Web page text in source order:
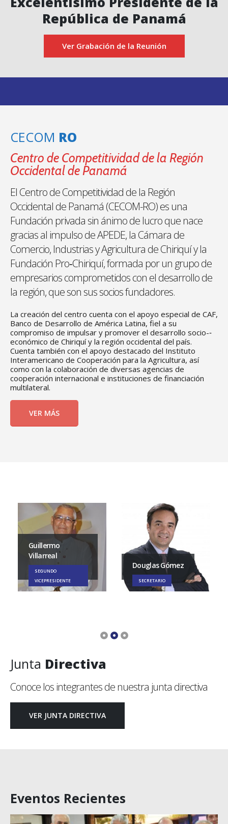
República de Panamá
Ver Grabación de la Reunión
CECOM RO
Centro de Competitividad de la Región
Occidental de Panamá
El Centro de Competitividad de la Región
Occidental de Panamá (CECOM-­RO) es una
Fundación privada sin ánimo de lucro que nace
gracias al impulso de APEDE, la Cámara de
Comercio, Industrias y Agricultura de Chiriquí y la
Fundación Pro‐Chiriquí, formada por un grupo de
empresarios comprometidos con el desarrollo de
la región, que son sus socios fundadores.
La creación del centro cuenta con el apoyo especial de CAF,
Banco de Desarrollo de América Latina, fiel a su
compromiso de impulsar y promover el desarrollo socio-­‐
económico de Chiriquí y la región occidental del país.
Cuenta también con el apoyo destacado del Instituto
Interamericano de Cooperación para la Agricultura, así
como con la colaboración de diversas agencias de
cooperación internacional e instituciones de financiación
multilateral.
VER MÁS
Guillermo
Villarreal
SEGUNDO
VICEPRESIDENTE
Douglas Gómez
SECRETARIO
Junta Directiva
Conoce los integrantes de nuestra junta directiva
VER JUNTA DIRECTIVA
Eventos Recientes